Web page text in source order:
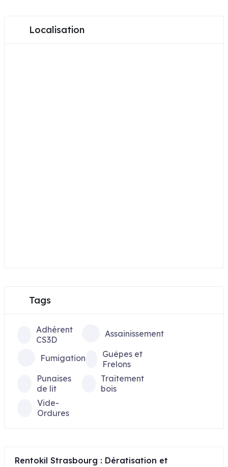
Localisation
Tags
Adhérent
CS3D
Assainissement
Fumigation
Guêpes et
Frelons
Punaises
de lit
Traitement
bois
Vide-
Ordures
Rentokil Strasbourg : Dératisation et